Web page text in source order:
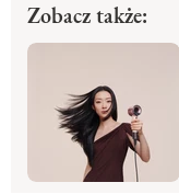
Zobacz także: